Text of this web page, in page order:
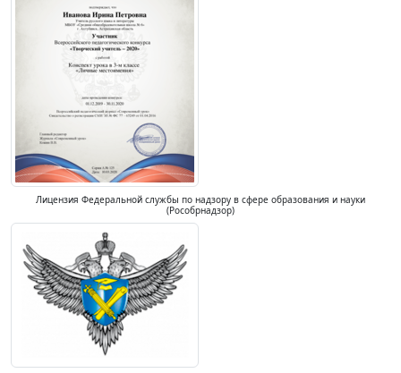
Лицензия Федеральной службы по надзору в сфере образования и науки
(Рособрнадзор)